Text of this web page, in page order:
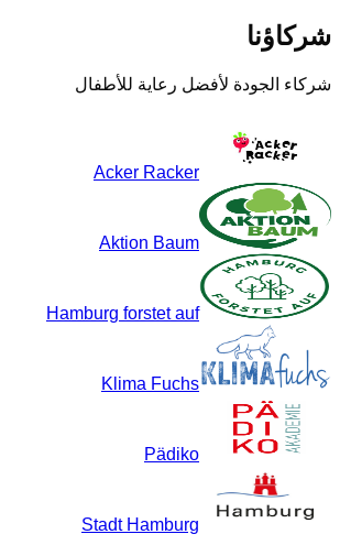
شركاؤنا
شركاء الجودة لأفضل رعاية للأطفال
Acker Racker
Aktion Baum
Hamburg forstet auf
Klima Fuchs
Pädiko
Stadt Hamburg